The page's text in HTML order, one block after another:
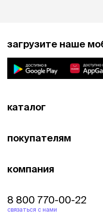
загрузите наше
каталог
покупателям
компания
8 800 770-00-22
связаться с нами